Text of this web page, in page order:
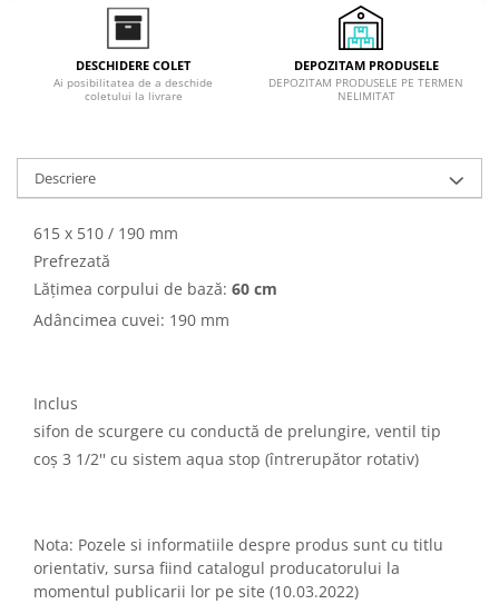
DESCHIDERE COLET
Ai posibilitatea de a deschide
coletului la livrare
DEPOZITAM PRODUSELE
DEPOZITAM PRODUSELE PE TERMEN
NELIMITAT
Descriere
615 x 510 / 190 mm
Prefrezată
Lățimea corpului de bază: 60 cm
Adâncimea cuvei: 190 mm
Inclus
sifon de scurgere cu conductă de prelungire, ventil tip
coș 3 1/2'' cu sistem aqua stop (întrerupător rotativ)
Nota: Pozele si informatiile despre produs sunt cu titlu
orientativ, sursa fiind catalogul producatorului la
momentul publicarii lor pe site (10.03.2022)